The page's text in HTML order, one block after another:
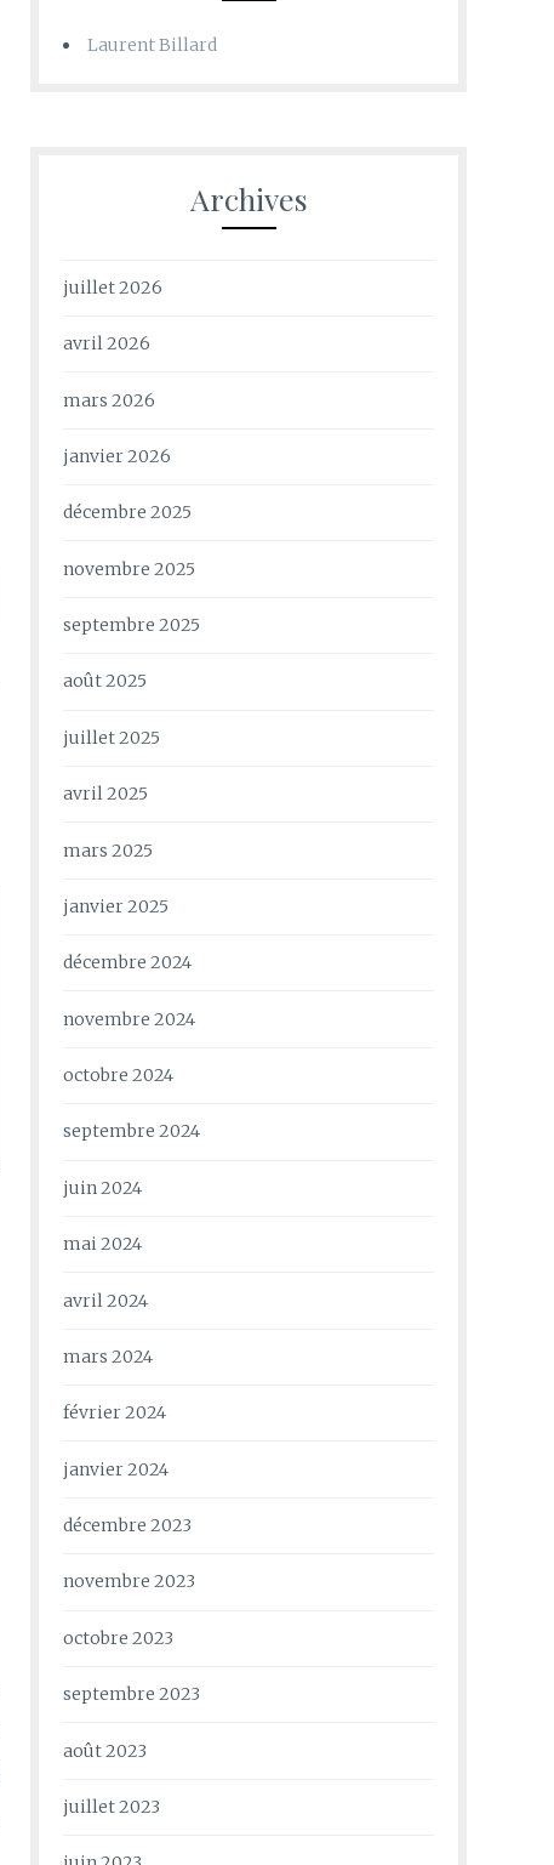
Laurent Billard
Archives
juillet 2026
avril 2026
mars 2026
janvier 2026
décembre 2025
novembre 2025
septembre 2025
août 2025
juillet 2025
avril 2025
mars 2025
janvier 2025
décembre 2024
novembre 2024
octobre 2024
septembre 2024
juin 2024
mai 2024
avril 2024
mars 2024
février 2024
janvier 2024
décembre 2023
novembre 2023
octobre 2023
septembre 2023
août 2023
juillet 2023